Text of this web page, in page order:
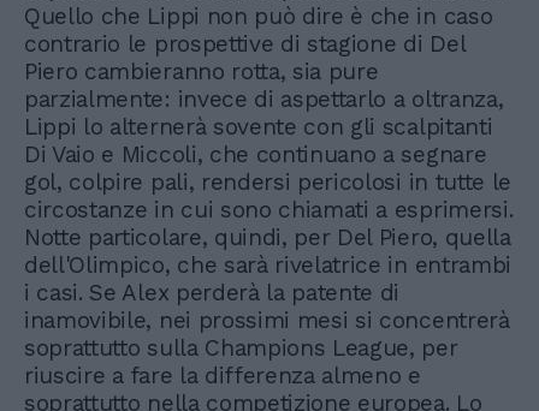
Quello che Lippi non può dire è che in caso
contrario le prospettive di stagione di Del
Piero cambieranno rotta, sia pure
parzialmente: invece di aspettarlo a oltranza,
Lippi lo alternerà sovente con gli scalpitanti
Di Vaio e Miccoli, che continuano a segnare
gol, colpire pali, rendersi pericolosi in tutte le
circostanze in cui sono chiamati a esprimersi.
Notte particolare, quindi, per Del Piero, quella
dell'Olimpico, che sarà rivelatrice in entrambi
i casi. Se Alex perderà la patente di
inamovibile, nei prossimi mesi si concentrerà
soprattutto sulla Champions League, per
riuscire a fare la differenza almeno e
soprattutto nella competizione europea. Lo